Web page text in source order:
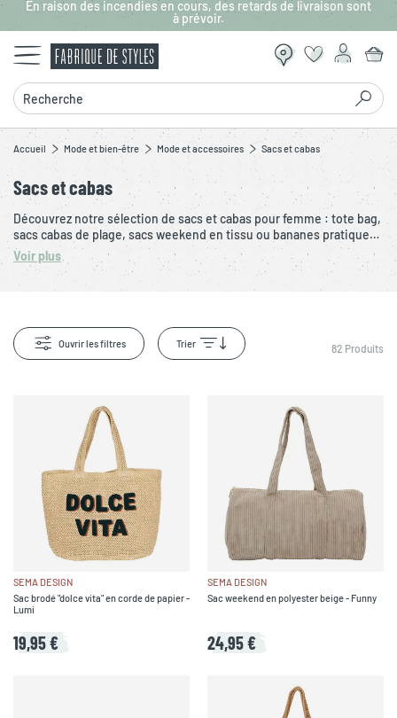
Aller au contenu principal
En raison des incendies en cours, des retards de livraison sont
à prévoir.
Recherche
Accueil Mode et bien-être Mode et accessoires Sacs et cabas
Sacs et cabas
Découvrez notre sélection de sacs et cabas pour femme : tote bag,
sacs cabas de plage, sacs weekend en tissu ou bananes pratiques.
Disponibles dans différents formats, nos produits allient style et
fonctionnalité et confort. Choisissez votre sac parmi une large
palette de couleurs. Nos sacs pour femme sont pensés pour le
Voir plus
Ouvrir les filtres Trier 82 Produits
SEMA DESIGN
Sac brodé "dolce vita" en corde de papier -
Lumi
19,95 €
SEMA DESIGN
Sac weekend en polyester beige - Funny
24,95 €